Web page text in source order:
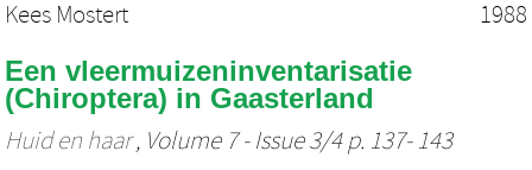
Kees Mostert 1988
Een vleermuizeninventarisatie
(Chiroptera) in Gaasterland
Huid en haar, Volume 7 - Issue 3/4 p. 137- 143